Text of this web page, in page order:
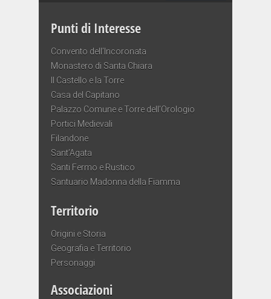
Punti di Interesse
Convento dell’Incoronata
Monastero di Santa Chiara
Il Castello e la Torre
Casa del Capitano
Palazzo Comune e Torre dell’Orologio
Portici Medievali
Filandone
Sant’Agata
Santi Fermo e Rustico
Santuario Madonna della Fiamma
Territorio
Origini e Storia
Geografia e Territorio
Personaggi
Associazioni